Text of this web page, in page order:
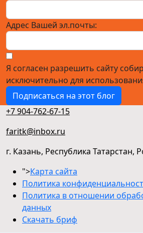
Адрес Вашей эл.почты:
Я согласен разрешить сайту
исключительно для
Подписаться на этот блог
+7 904-762-67-15
faritk@inbox.ru
г. Казань, Республика Татарстан,
">Карта сайта
Политика
Политика в отношении
данных
Скачать бриф